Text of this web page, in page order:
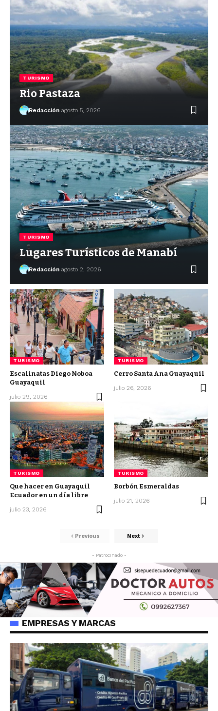
TURISMO
Rio Pastaza
Redacción agosto 5, 2026
TURISMO
Lugares Turísticos de Manabí
Redacción agosto 2, 2026
TURISMO
Escalinatas Diego Noboa
Guayaquil
julio 29, 2026
TURISMO
Cerro Santa Ana Guayaquil
julio 26, 2026
TURISMO
Que hacer en Guayaquil
Ecuador en un día libre
julio 23, 2026
TURISMO
Borbón Esmeraldas
julio 21, 2026
Previous Next
- Patrocinado -
EMPRESAS Y MARCAS